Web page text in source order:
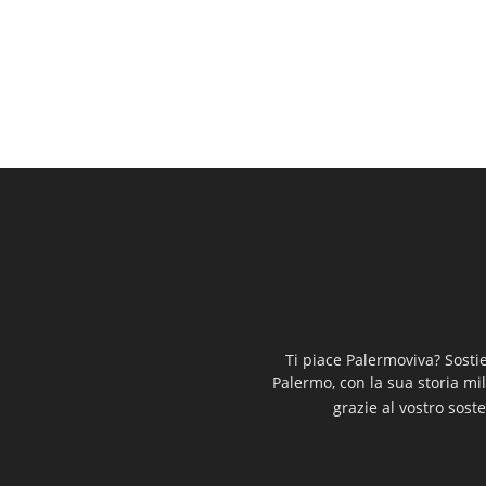
Ti piace Palermoviva?
Palermo, con la sua storia
grazie al vostro